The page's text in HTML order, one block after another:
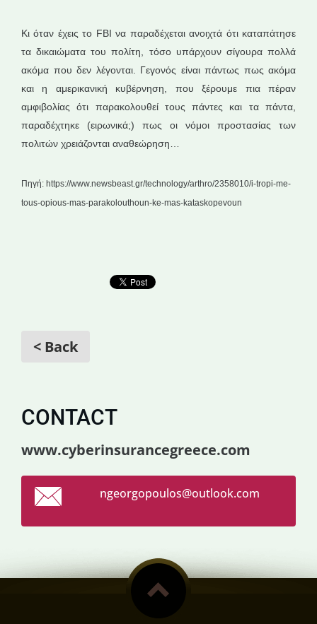
Κι όταν έχεις το FBI να παραδέχεται ανοιχτά ότι καταπάτησε
τα δικαιώματα του πολίτη, τόσο υπάρχουν σίγουρα πολλά
ακόμα που δεν λέγονται. Γεγονός είναι πάντως πως ακόμα
και η αμερικανική κυβέρνηση, που ξέρουμε πια πέραν
αμφιβολίας ότι παρακολουθεί τους πάντες και τα πάντα,
παραδέχτηκε (ειρωνικά;) πως οι νόμοι προστασίας των
πολιτών χρειάζονται αναθεώρηση…
Πηγή: https://www.newsbeast.gr/technology/arthro/2358010/i-tropi-me-
tous-opious-mas-parakolouthoun-ke-mas-kataskopevoun
< Back
CONTACT
www.cyberinsurancegreece.com
ngeorgopoulos@outlook.com